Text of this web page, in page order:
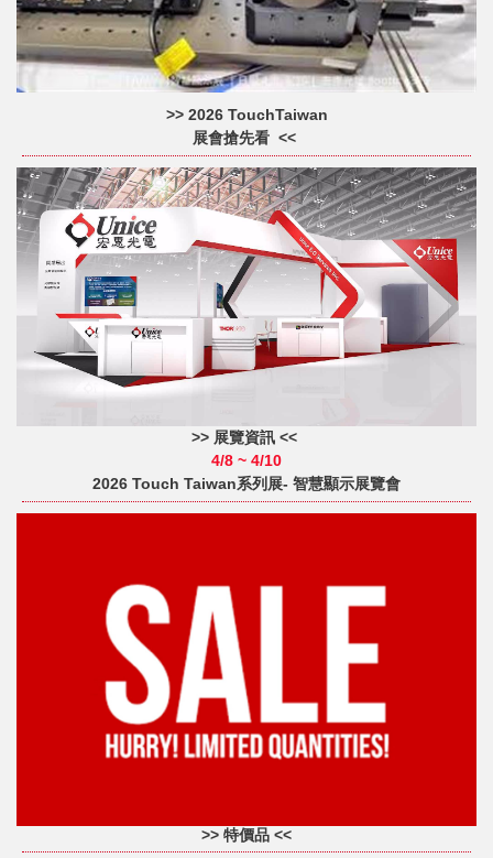
>> 2026 TouchTaiwan
展會搶先看 <<
>> 展覽資訊 <<
4/8 ~ 4/10
2026 Touch Taiwan系列展- 智慧顯示展覽會
>> 特價品 <<